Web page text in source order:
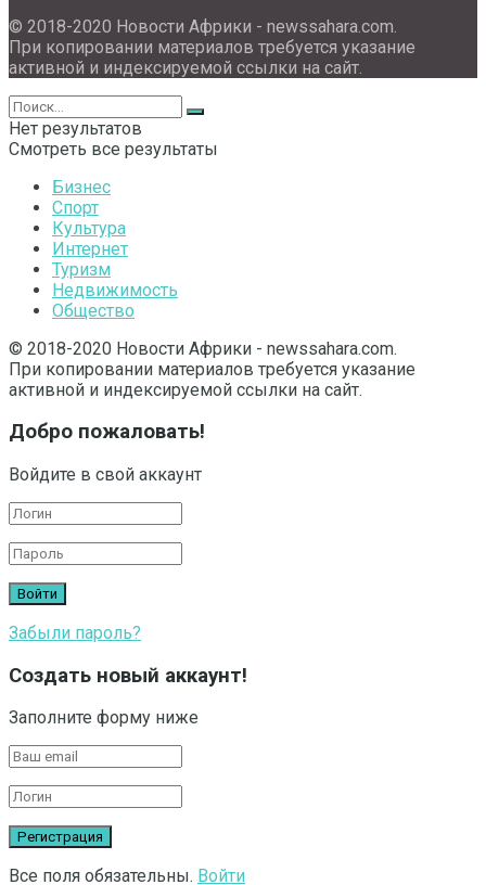
© 2018-2020 Новости Африки - newssahara.com.
При копировании материалов требуется указание
активной и индексируемой ссылки на сайт.
Нет результатов
Смотреть все результаты
Бизнес
Спорт
Культура
Интернет
Туризм
Недвижимость
Общество
© 2018-2020 Новости Африки - newssahara.com.
При копировании материалов требуется указание
активной и индексируемой ссылки на сайт.
Добро пожаловать!
Войдите в свой аккаунт
Забыли пароль?
Создать новый аккаунт!
Заполните форму ниже
Все поля обязательны. Войти